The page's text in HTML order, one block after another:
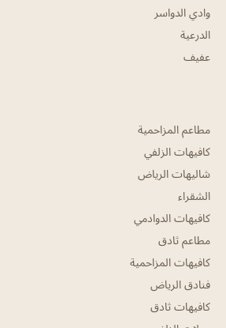
وادي الدواسر
الدرعية
عفيف
مطاعم المزاحمية
كافيهات الزلفي
شاليهات الرياض
الشقراء
كافيهات الدوادمي
مطاعم ثادق
كافيهات المزاحمية
فنادق الرياض
كافيهات ثادق